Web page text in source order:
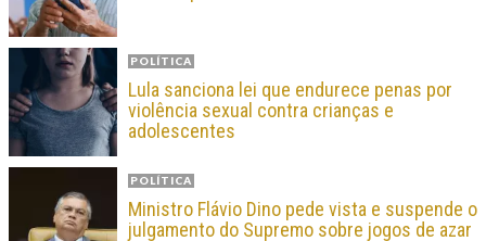
POLÍTICA
Lula sanciona lei que endurece penas por
violência sexual contra crianças e
adolescentes
POLÍTICA
Ministro Flávio Dino pede vista e suspende o
julgamento do Supremo sobre jogos de azar